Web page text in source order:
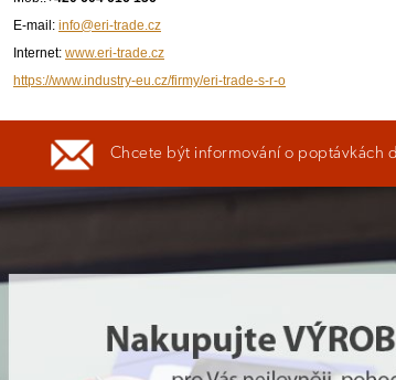
E-mail: info@eri-trade.cz
Internet: www.eri-trade.cz
https://www.industry-eu.cz/firmy/eri-trade-s-r-o
Chcete být informování o poptávkách